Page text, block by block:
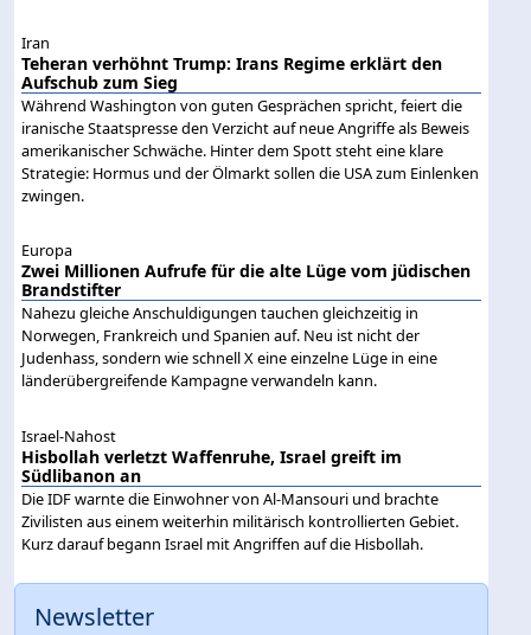
Iran
Teheran verhöhnt Trump: Irans Regime erklärt den
Aufschub zum Sieg
Während Washington von guten Gesprächen spricht, feiert die
iranische Staatspresse den Verzicht auf neue Angriffe als Beweis
amerikanischer Schwäche. Hinter dem Spott steht eine klare
Strategie: Hormus und der Ölmarkt sollen die USA zum Einlenken
zwingen.
Europa
Zwei Millionen Aufrufe für die alte Lüge vom jüdischen
Brandstifter
Nahezu gleiche Anschuldigungen tauchen gleichzeitig in
Norwegen, Frankreich und Spanien auf. Neu ist nicht der
Judenhass, sondern wie schnell X eine einzelne Lüge in eine
länderübergreifende Kampagne verwandeln kann.
Israel-Nahost
Hisbollah verletzt Waffenruhe, Israel greift im
Südlibanon an
Die IDF warnte die Einwohner von Al-Mansouri und brachte
Zivilisten aus einem weiterhin militärisch kontrollierten Gebiet.
Kurz darauf begann Israel mit Angriffen auf die Hisbollah.
Newsletter